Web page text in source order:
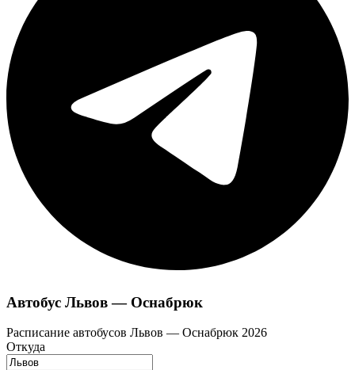
Автобус Львов — Оснабрюк
Расписание автобусов Львов — Оснабрюк 2026
Откуда